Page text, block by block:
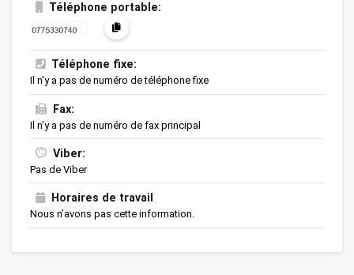
Téléphone portable:
Téléphone fixe:
Il n'y a pas de numéro de téléphone fixe
Fax:
Il n'y a pas de numéro de fax principal
Viber:
Pas de Viber
Horaires de travail
Nous n’avons pas cette information.